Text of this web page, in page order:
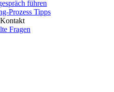
führen
Prozess Tipps
Fragen